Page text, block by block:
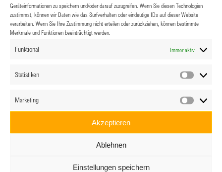
Geräteinformationen zu speichern und/oder darauf zuzugreifen. Wenn Sie diesen Technologien
zustimmst, können wir Daten wie das Surfverhalten oder eindeutige IDs auf dieser Website
verarbeiten. Wenn Sie Ihre Zustimmung nicht erteilen oder zurückziehen, können bestimmte
Merkmale und Funktionen beeinträchtigt werden.
Funktional Immer aktiv
Statistiken
Marketing
Akzeptieren
Ablehnen
Einstellungen speichern
Do.
5
Selbstbewusste Frauen haben mehr vom
5.11.2026 @ 18:30-21:00